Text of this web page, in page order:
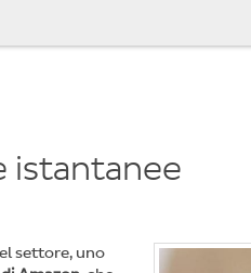
istantanee
settore, uno